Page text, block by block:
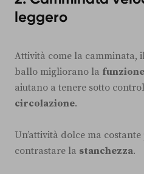
leggero
Attività come la camminata,
ballo migliorano la
aiutano a tenere sotto
circolazione.
Un’attività dolce ma
contrastare la stanchezza.